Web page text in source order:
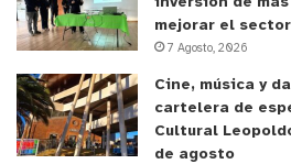
mejorar el
7 Agosto, 2026
Cine, música y
cartelera de
Cultural
de agosto